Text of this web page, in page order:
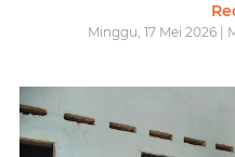
Minggu, 17 Mei 2026 |